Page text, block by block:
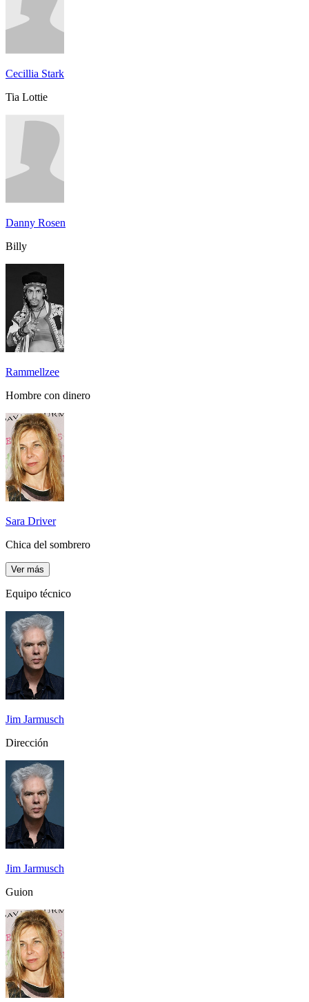
Cecillia Stark
Tia Lottie
Danny Rosen
Billy
Rammellzee
Hombre con dinero
Sara Driver
Chica del sombrero
Ver más
Equipo técnico
Jim Jarmusch
Dirección
Jim Jarmusch
Guion